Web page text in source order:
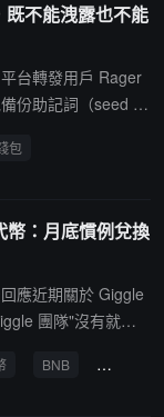
此前公布的統計數
萬枚。此外，因
萬枚。
不能洩露也不能
台轉發用戶 Rager
份助記詞（seed ph
時還需要防止駭客
包
：月底慣例兌換
應近期關於 Giggle
團隊"沒有就近
幣兌換成 BNB"，
BNB 免費教育